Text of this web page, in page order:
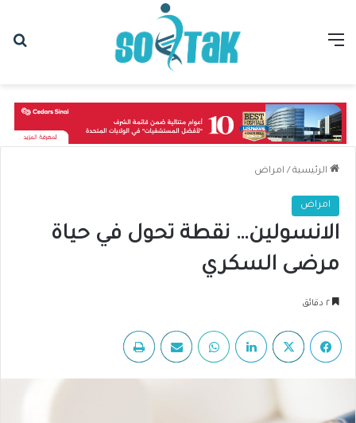
القائمة
الرئيسية / امراض
امراض
الانسولين… نقطة تحول في حياة
مرضى السكري
فيسبوك لينكدإن واتساب مشاركة عبر البريد